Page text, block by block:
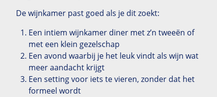
De wijnkamer past goed als je dit zoekt:
Een intiem wijnkamer diner met z’n tweeën of
met een klein gezelschap
Een avond waarbij je het leuk vindt als wijn wat
meer aandacht krijgt
Een setting voor iets te vieren, zonder dat het
formeel wordt